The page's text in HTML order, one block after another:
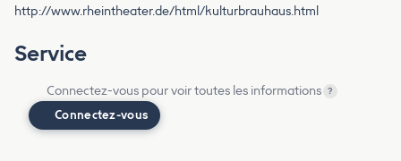
http://www.rheintheater.de/html/kulturbrauhaus.html
Service
Connectez-vous pour voir toutes les informations ?
Connectez-vous